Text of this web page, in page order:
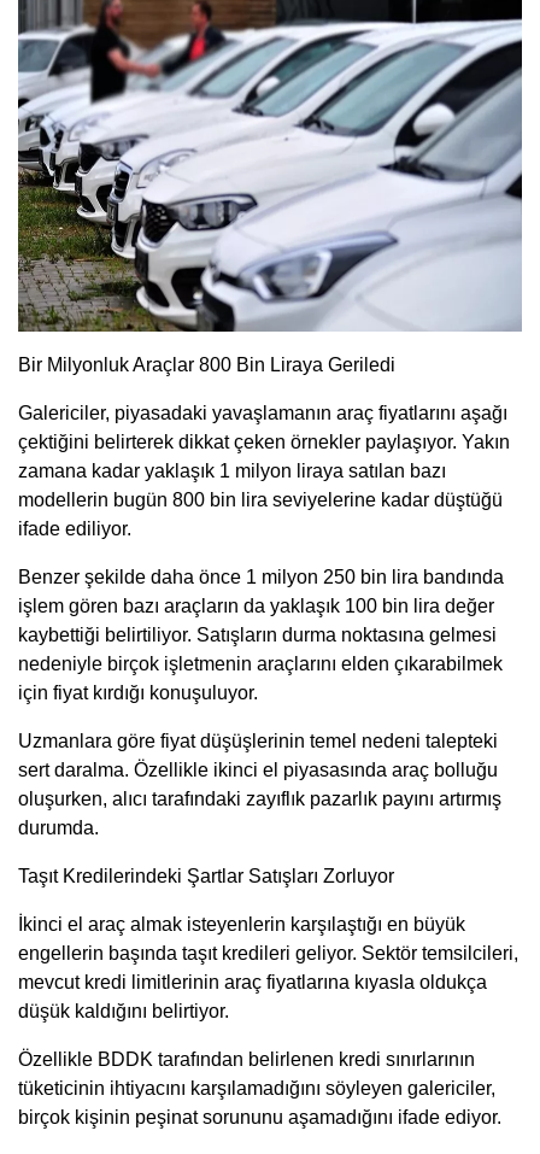
Bir Milyonluk Araçlar 800 Bin Liraya Geriledi
Galericiler, piyasadaki yavaşlamanın araç fiyatlarını aşağı
çektiğini belirterek dikkat çeken örnekler paylaşıyor. Yakın
zamana kadar yaklaşık 1 milyon liraya satılan bazı
modellerin bugün 800 bin lira seviyelerine kadar düştüğü
ifade ediliyor.
Benzer şekilde daha önce 1 milyon 250 bin lira bandında
işlem gören bazı araçların da yaklaşık 100 bin lira değer
kaybettiği belirtiliyor. Satışların durma noktasına gelmesi
nedeniyle birçok işletmenin araçlarını elden çıkarabilmek
için fiyat kırdığı konuşuluyor.
Uzmanlara göre fiyat düşüşlerinin temel nedeni talepteki
sert daralma. Özellikle ikinci el piyasasında araç bolluğu
oluşurken, alıcı tarafındaki zayıflık pazarlık payını artırmış
durumda.
Taşıt Kredilerindeki Şartlar Satışları Zorluyor
İkinci el araç almak isteyenlerin karşılaştığı en büyük
engellerin başında taşıt kredileri geliyor. Sektör temsilcileri,
mevcut kredi limitlerinin araç fiyatlarına kıyasla oldukça
düşük kaldığını belirtiyor.
Özellikle BDDK tarafından belirlenen kredi sınırlarının
tüketicinin ihtiyacını karşılamadığını söyleyen galericiler,
birçok kişinin peşinat sorununu aşamadığını ifade ediyor.